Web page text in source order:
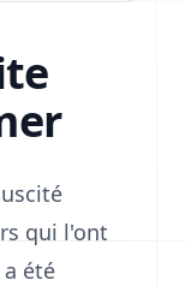
qui l'ont
été